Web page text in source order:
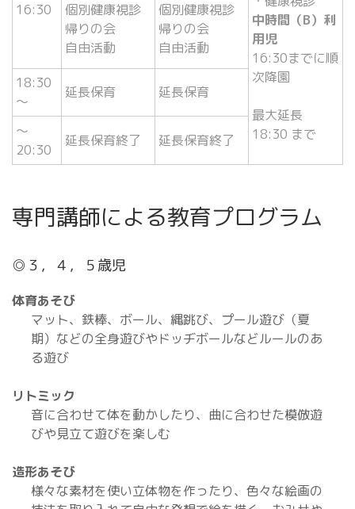
16:30
個別健康視診
帰りの会
自由活動
個別健康視診
帰りの会
自由活動
中時間（B）利
用児
16:30までに順
次降園
最大延長
18:30 まで
18:30
～
延長保育 延長保育
～
20:30
延長保育終了 延長保育終了
専門講師による教育プログラム
◎３，４，５歳児
体育あそび
マット、鉄棒、ボール、縄跳び、プール遊び（夏
期）などの全身遊びやドッヂボールなどルールのあ
る遊び
リトミック
音に合わせて体を動かしたり、曲に合わせた模倣遊
びや見立て遊びを楽しむ
造形あそび
様々な素材を使い立体物を作ったり、色々な絵画の